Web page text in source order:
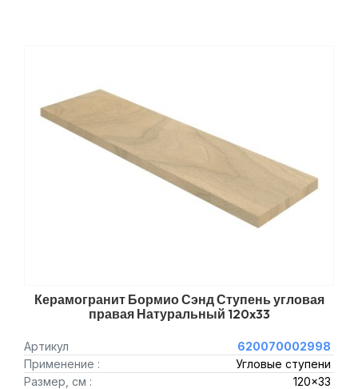
Керамогранит Бормио Сэнд Ступень угловая
правая Натуральный 120x33
Артикул
620070002998
Применение :
Угловые ступени
Размер, см :
120x33